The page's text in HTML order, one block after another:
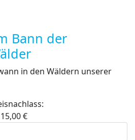
Bann der
in den Wäldern unserer
15,00 €